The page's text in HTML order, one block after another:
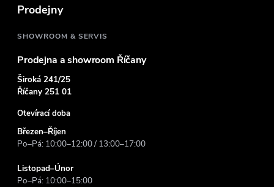
Prodejny
SHOWROOM & SERVIS
Prodejna a showroom Říčany
Široká 241/25
Říčany 251 01
Otevírací doba
Březen–Říjen
Po–Pá: 10:00–12:00 / 13:00–17:00
Listopad–Únor
Po–Pá: 10:00–15:00